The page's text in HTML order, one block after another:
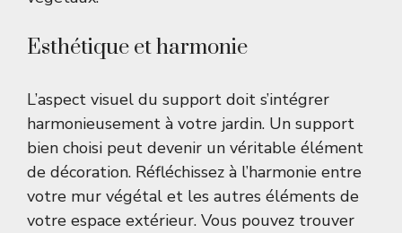
Esthétique et harmonie
L’aspect visuel du support doit s’intégrer
harmonieusement à votre jardin. Un support
bien choisi peut devenir un véritable élément
de décoration. Réfléchissez à l’harmonie entre
votre mur végétal et les autres éléments de
votre espace extérieur. Vous pouvez trouver